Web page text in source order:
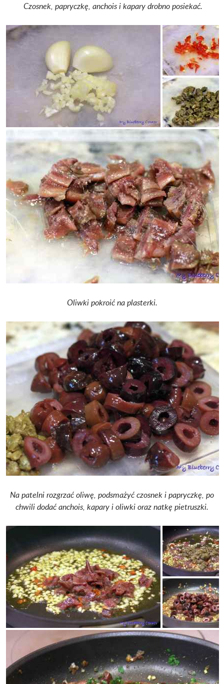
Czosnek, papryczkę, anchois i kapary drobno posiekać.
Oliwki pokroić na plasterki.
Na patelni rozgrzać oliwę, podsmażyć czosnek i papryczkę, po
chwili dodać anchois, kapary i oliwki oraz natkę pietruszki.